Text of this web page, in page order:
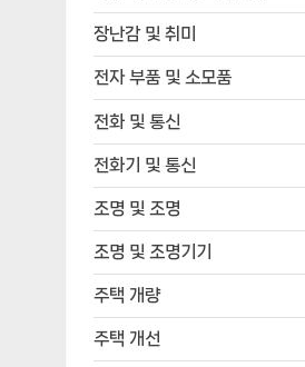
장난감 및 취미
전자 부품 및 소모품
전화 및 통신
전화기 및 통신
조명 및 조명
조명 및 조명기기
주택 개량
주택 개선